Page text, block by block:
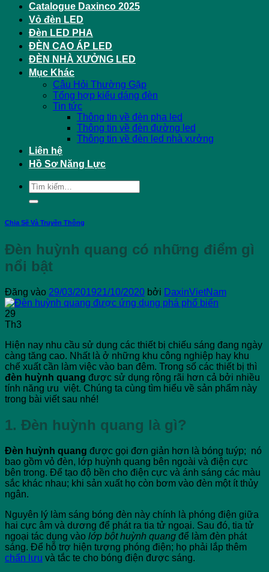
Catalogue Daxinco 2025
Vỏ đèn LED
Đèn LED PHA
ĐÈN CAO ÁP LED
ĐÈN NHÀ XƯỞNG LED
Mục Khác
Câu Hỏi Thường Gặp
Tổng hợp kiểu dáng đèn
Tin tức
Thông tin về đèn pha led
Thông tin về đèn đường led
Thông tin về đèn led nhà xưởng
Liên hệ
Hồ Sơ Năng Lực
Tìm
kiếm:
Chia Sẽ Và Truyền Thông
Đèn huỳnh quang có những điểm gì
nổi bật
Đăng vào 29/03/201921/10/2020 bởi DaxinVietNam
29
Th3
Hiện nay nhu cầu sử dụng các thiết bị chiếu sáng đang ngày
càng tăng cao. Nhất là ở những khu công nghiệp hay khu
chế xuất cần làm việc vào ban đêm. Trong số các thiết bị thì
đèn huỳnh quang được sử dụng rộng rãi hơn cả bởi nhiều
tính năng ưu việt. Chúng ta cùng tìm hiểu về sản phẩm này
trong bài viết sau nhé!
1. Đèn huỳnh quang là gì?
Đèn huỳnh quang được gọi đơn giản hơn là bóng tuýp; nó
bao gồm vỏ đèn, lớp huỳnh quang bên ngoài và điện cực
bên trong. Để tạo độ bền cho điện cực và ánh sáng các màu
sắc khác nhau; khi sản xuất họ còn bơm vào đèn một ít thủy
ngân.
Nguyên lý làm sáng bóng đèn này chính là phóng điện giữa
hai cực âm và dương để phát ra tia tử ngoại. Sau đó, tia tử
ngoại tác dụng vào lớp bột huỳnh quang để làm đèn phát
sáng. Để hỗ trợ hiện tượng phóng điện; họ phải lắp thêm
chấn lưu và tắc te cho bóng điện được sáng.